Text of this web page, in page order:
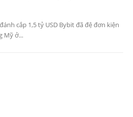
cắp 1,5 tỷ USD Bybit đã đệ đơn kiện
Mỹ ở...